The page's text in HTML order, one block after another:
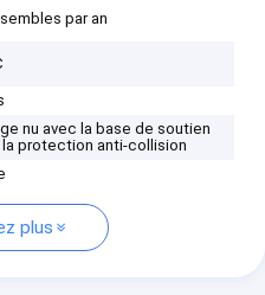
par an
nu avec la base de soutien
protection anti-collision
plus